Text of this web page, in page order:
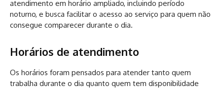
atendimento em horário ampliado, incluindo período
noturno, e busca facilitar o acesso ao serviço para quem não
consegue comparecer durante o dia.
Horários de atendimento
Os horários foram pensados para atender tanto quem
trabalha durante o dia quanto quem tem disponibilidade